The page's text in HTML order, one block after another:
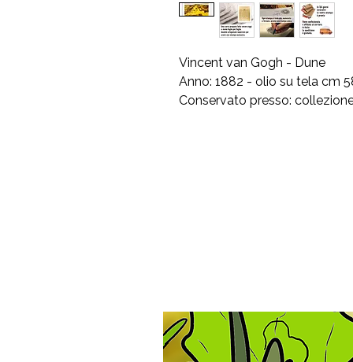
Vincent van Gogh - Dune
Anno: 1882 - olio su tela cm
Conservato presso: